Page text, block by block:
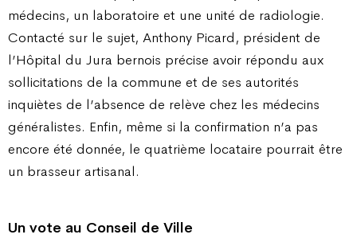
médecins, un laboratoire et une unité de radiologie.
Contacté sur le sujet, Anthony Picard, président de
l’Hôpital du Jura bernois précise avoir répondu aux
sollicitations de la commune et de ses autorités
inquiètes de l’absence de relève chez les médecins
généralistes. Enfin, même si la confirmation n’a pas
encore été donnée, le quatrième locataire pourrait être
un brasseur artisanal.
Un vote au Conseil de Ville